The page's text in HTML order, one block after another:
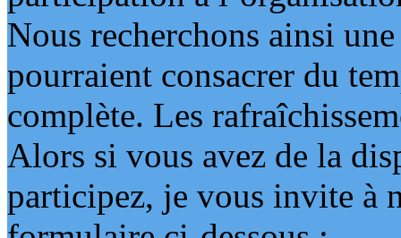
Nous recherchons ainsi
pourraient consacrer du
complète. Les
Alors si vous avez de la
participez, je vous invite à